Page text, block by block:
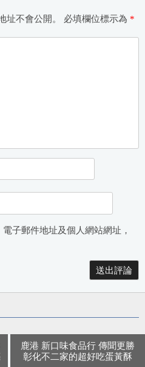
址不會公開。 必填欄位標示為 *
子郵件地址及個人網站網址，
鹿港 新口味食品行 傳聞更勝
彰化不二家的超好吃蛋黃酥